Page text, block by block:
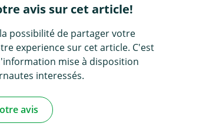
avis sur cet article!
possibilité de partager votre
experience sur cet article. C'est
mise à disposition
interessés.
avis